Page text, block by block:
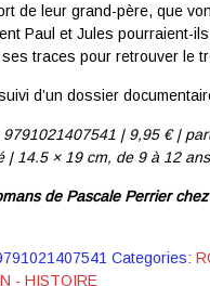
de leur grand-père, que
Paul et Jules pourraient-
traces pour retrouver le
d’un dossier
9791021407541 | 9,95 € | p
| 14.5 × 19 cm, de 9 à 12 ans
de Pascale Perrier
Categories:
- HISTOIRE